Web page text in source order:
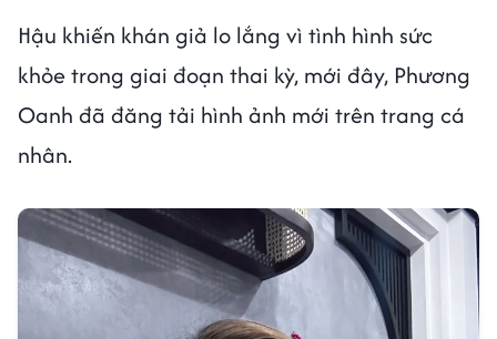
Hậu khiến khán giả lo lắng vì tình hình sức
khỏe trong giai đoạn thai kỳ, mới đây, Phương
Oanh đã đăng tải hình ảnh mới trên trang cá
nhân.